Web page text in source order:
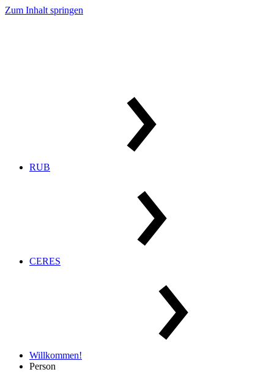
Zum Inhalt springen
RUB
CERES
Willkommen!
Person